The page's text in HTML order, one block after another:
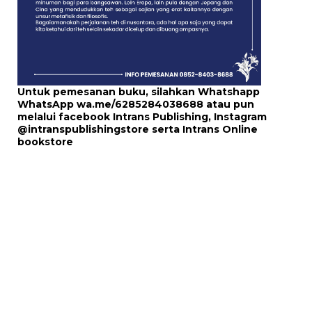
Untuk pemesanan buku, silahkan Whatshapp
WhatsApp wa.me/6285284038688 atau pun
melalui facebook Intrans Publishing, Instagram
@intranspublishingstore serta Intrans Online
bookstore